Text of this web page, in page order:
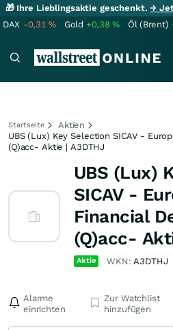
🎁 Ihre Lieblingsaktie geschenkt.→
DAX -0,31% Gold +0,38% Öl (Brent)
Startseite
Aktien
UBS (Lux) Key Selection SICAV -
(Q)acc- Aktie | A3DTHJ
UBS (Lux)
SICAV -
Financial
(Q)acc-
Aktie WKN:A3DTHJ
Alarme
einrichten
Zur Watchlist
hinzufügen